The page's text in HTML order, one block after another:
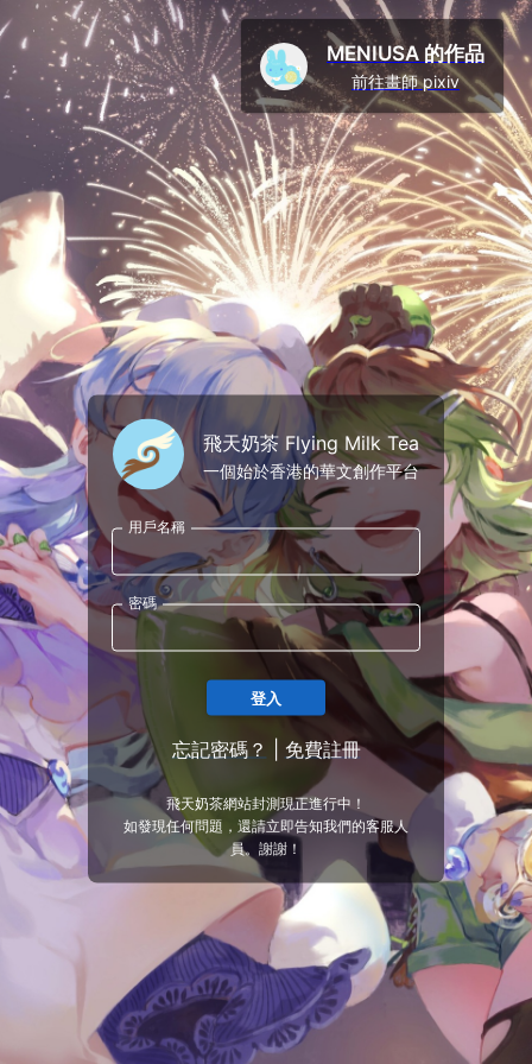
飛天奶茶 Flying Milk Tea
一個始於香港的華文創作平台
用戶名稱
密碼
登入
忘記密碼？ 免費註冊
飛天奶茶網站封測現正進行中！
如發現任何問題，還請立即告知我們的客服人
員。謝謝！
MENIUSA 的作品
前往畫師 pixiv